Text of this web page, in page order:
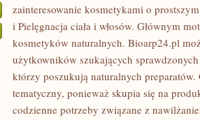
NATURALNA
PIELĘGNACJA
TWARZY
zainteresowanie kosmetykami o
i Pielęgnacja ciała i włosów. Głównym
kosmetyków naturalnych. Bioarp24.pl
użytkowników szukających
którzy poszukują naturalnych preparatów.
tematyczny, ponieważ skupia się na
codzienne potrzeby związane z